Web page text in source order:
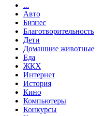
...
Авто
Бизнес
Благотворительность
Дети
Домашние животные
Еда
ЖКХ
Интернет
История
Кино
Компьютеры
Конкурсы